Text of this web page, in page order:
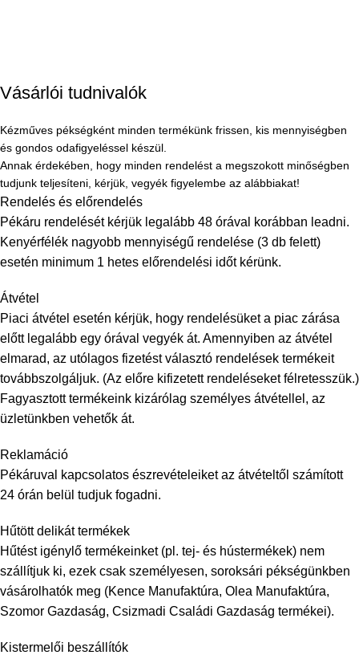
Vásárlói tudnivalók
Kézműves pékségként minden termékünk frissen, kis mennyiségben
és gondos odafigyeléssel készül.
Annak érdekében, hogy minden rendelést a megszokott minőségben
tudjunk teljesíteni, kérjük, vegyék figyelembe az alábbiakat!
Rendelés és előrendelés
Pékáru rendelését kérjük legalább 48 órával korábban leadni.
Kenyérfélék nagyobb mennyiségű rendelése (3 db felett)
esetén minimum 1 hetes előrendelési időt kérünk.
Átvétel
Piaci átvétel esetén kérjük, hogy rendelésüket a piac zárása
előtt legalább egy órával vegyék át. Amennyiben az átvétel
elmarad, az utólagos fizetést választó rendelések termékeit
továbbszolgáljuk. (Az előre kifizetett rendeléseket félretesszük.)
Fagyasztott termékeink kizárólag személyes átvétellel, az
üzletünkben vehetők át.
Reklamáció
Pékáruval kapcsolatos észrevételeiket az átvételtől számított
24 órán belül tudjuk fogadni.
Hűtött delikát termékek
Hűtést igénylő termékeinket (pl. tej- és hústermékek) nem
szállítjuk ki, ezek csak személyesen, soroksári pékségünkben
vásárolhatók meg (Kence Manufaktúra, Olea Manufaktúra,
Szomor Gazdaság, Csizmadi Családi Gazdaság termékei).
Kistermelői beszállítók